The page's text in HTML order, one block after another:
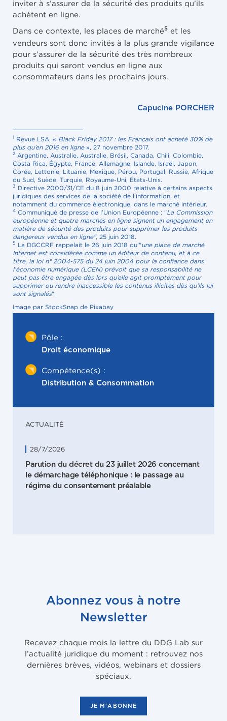
Pôle :
Droit économique
Compétence(s) :
Distribution & Consommation
ACTUALITÉ
28/7/2026
Parution du décret du 23 juillet 2026 concernant
le démarchage téléphonique : le passage au
régime du consentement préalable
inviter à s’assurer de la sécurité des produits qu’ils
achètent en ligne.
Dans ce contexte, les places de marché5 et les
vendeurs sont donc invités à la plus grande vigilance
pour s’assurer de la sécurité des très nombreux
produits qui seront vendus en ligne aux
consommateurs dans les prochains jours.
Capucine PORCHER
1 Revue LSA, « Black Friday 2017 : les Français ont acheté 30% de
plus qu’en 2016 en ligne», 27 novembre 2017.
2 Argentine, Australie, Australie, Brésil, Canada, Chili, Colombie,
Costa Rica, Égypte, France, Allemagne, Islande, Israël, Japon,
Corée, Lettonie, Lituanie, Mexique, Pérou, Portugal, Russie, Afrique
du Sud, Suède, Turquie, Royaume-Uni, États-Unis.
3
Directive 2000/31/CE du 8 juin 2000 relative à certains aspects
juridiques des services de la société de l'information, et
notamment du commerce électronique, dans le marché intérieur.
4 Communiqué de presse de l’Union Européenne : "La Commission
européenne et quatre marchés en ligne signent un engagement en
matière de sécurité des produits pour supprimer les produits
dangereux vendus en ligne", 25 juin 2018.
5 La DGCCRF rappelait le 26 juin 2018 qu’"une place de marché
Internet est considérée comme un éditeur de contenu, et à ce
titre, la loi n° 2004-575 du 24 juin 2004 pour la confiance dans
l’économie numérique (LCEN) prévoit que sa responsabilité ne
peut pas être engagée dès lors qu’elle agit promptement pour
supprimer ou rendre inaccessible les contenus illicites dès qu’ils lui
sont signalés".
Image par StockSnap de Pixabay
Abonnez vous à notre
Newsletter
Recevez chaque mois la lettre du DDG Lab sur
l’actualité juridique du moment : retrouvez nos
dernières brèves, vidéos, webinars et dossiers
spéciaux.
JE M'ABONNE